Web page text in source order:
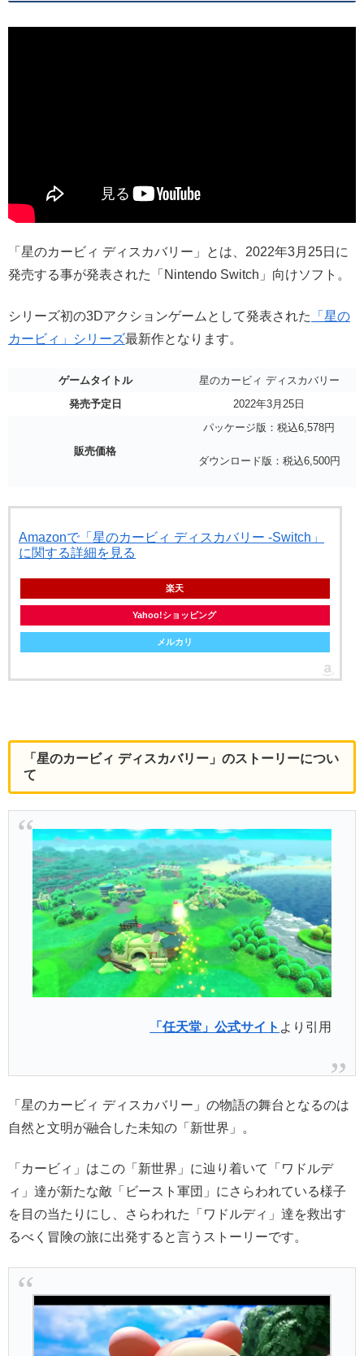
「星のカービィ ディスカバリー」とは、2022年3月25日に
発売する事が発表された「Nintendo Switch」向けソフト。
シリーズ初の3Dアクションゲームとして発表された
「星の
カービィ」シリーズ最新作となります。
ゲームタイトル
星のカービィ ディスカバリー
発売予定日
2022年3月25日
販売価格
パッケージ版：税込6,578円
ダウンロード版：税込6,500円
Amazonで「星のカービィ ディスカバリー -Switch」
に関する詳細を見る
楽天
Yahoo!ショッピング
メルカリ
「星のカービィ ディスカバリー」のストーリーについ
て
「任天堂」公式サイト より引用
「星のカービィ ディスカバリー」の物語の舞台となるのは
自然と文明が融合した未知の「新世界」。
「カービィ」はこの「新世界」に辿り着いて「ワドルデ
ィ」達が新たな敵「ビースト軍団」にさらわれている様子
を目の当たりにし、さらわれた「ワドルディ」達を救出す
るべく冒険の旅に出発すると言うストーリーです。